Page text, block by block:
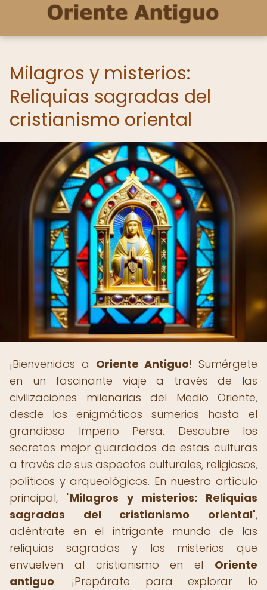
Milagros y misterios:
Reliquias sagradas del
cristianismo oriental
¡Bienvenidos a Oriente Antiguo! Sumérgete
en un fascinante viaje a través de las
civilizaciones milenarias del Medio Oriente,
desde los enigmáticos sumerios hasta el
grandioso Imperio Persa. Descubre los
secretos mejor guardados de estas culturas
a través de sus aspectos culturales, religiosos,
políticos y arqueológicos. En nuestro artículo
principal, "Milagros y misterios: Reliquias
sagradas del cristianismo oriental",
adéntrate en el intrigante mundo de las
reliquias sagradas y los misterios que
envuelven al cristianismo en el Oriente
antiguo. ¡Prepárate para explorar lo